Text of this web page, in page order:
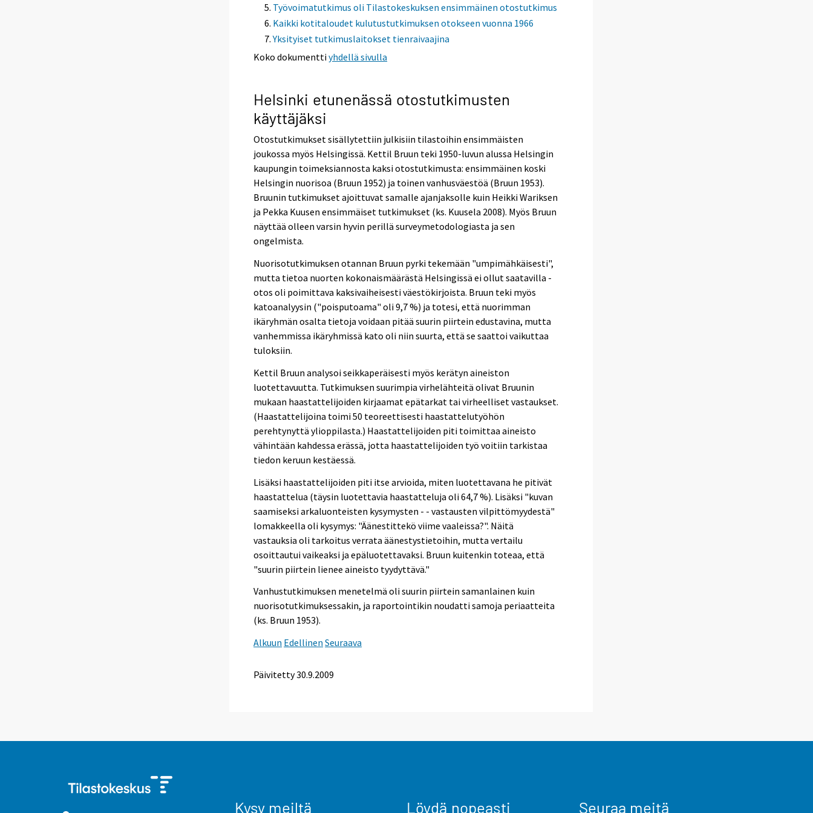
Työvoimatutkimus oli Tilastokeskuksen ensimmäinen otostutkimus
Kaikki kotitaloudet kulutustutkimuksen otokseen vuonna 1966
Yksityiset tutkimuslaitokset tienraivaajina
Koko dokumenttiyhdellä sivulla
Helsinki etunenässä otostutkimusten
käyttäjäksi
Otostutkimukset sisällytettiin julkisiin tilastoihin ensimmäisten
joukossa myös Helsingissä. Kettil Bruun teki 1950-luvun alussa Helsingin
kaupungin toimeksiannosta kaksi otostutkimusta: ensimmäinen koski
Helsingin nuorisoa (Bruun 1952) ja toinen vanhusväestöä (Bruun 1953).
Bruunin tutkimukset ajoittuvat samalle ajanjaksolle kuin Heikki Wariksen
ja Pekka Kuusen ensimmäiset tutkimukset (ks. Kuusela 2008). Myös Bruun
näyttää olleen varsin hyvin perillä surveymetodologiasta ja sen
ongelmista.
Nuorisotutkimuksen otannan Bruun pyrki tekemään "umpimähkäisesti",
mutta tietoa nuorten kokonaismäärästä Helsingissä ei ollut saatavilla -
otos oli poimittava kaksivaiheisesti väestökirjoista. Bruun teki myös
katoanalyysin ("poisputoama" oli 9,7 %) ja totesi, että nuorimman
ikäryhmän osalta tietoja voidaan pitää suurin piirtein edustavina, mutta
vanhemmissa ikäryhmissä kato oli niin suurta, että se saattoi vaikuttaa
tuloksiin.
Kettil Bruun analysoi seikkaperäisesti myös kerätyn aineiston
luotettavuutta. Tutkimuksen suurimpia virhelähteitä olivat Bruunin
mukaan haastattelijoiden kirjaamat epätarkat tai virheelliset vastaukset.
(Haastattelijoina toimi 50 teoreettisesti haastattelutyöhön
perehtynyttä ylioppilasta.) Haastattelijoiden piti toimittaa aineisto
vähintään kahdessa erässä, jotta haastattelijoiden työ voitiin tarkistaa
tiedon keruun kestäessä.
Lisäksi haastattelijoiden piti itse arvioida, miten luotettavana he pitivät
haastattelua (täysin luotettavia haastatteluja oli 64,7 %). Lisäksi "kuvan
saamiseksi arkaluonteisten kysymysten - - vastausten vilpittömyydestä"
lomakkeella oli kysymys: "Äänestittekö viime vaaleissa?". Näitä
vastauksia oli tarkoitus verrata äänestystietoihin, mutta vertailu
osoittautui vaikeaksi ja epäluotettavaksi. Bruun kuitenkin toteaa, että
"suurin piirtein lienee aineisto tyydyttävä."
Vanhustutkimuksen menetelmä oli suurin piirtein samanlainen kuin
nuorisotutkimuksessakin, ja raportointikin noudatti samoja periaatteita
(ks. Bruun 1953).
Alkuun Edellinen Seuraava
Päivitetty30.9.2009
Kysy meiltä Löydä nopeasti Seuraa meitä